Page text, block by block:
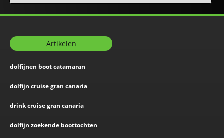
Artikelen
dolfijnen boot catamaran
dolfijn cruise gran canaria
drink cruise gran canaria
dolfijn zoekende boottochten